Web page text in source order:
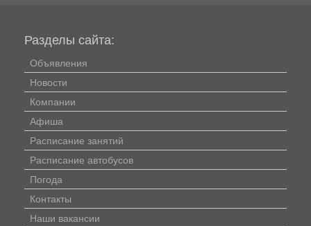
Разделы сайта:
Объявления
Новости
Компании
Афиша
Расписание занятий
Расписание автобусов
Погода
Контакты
Наши вакансии